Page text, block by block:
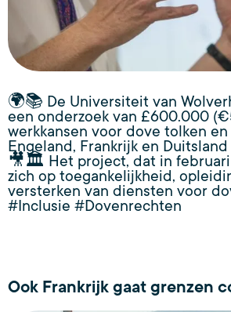
🌍📚 De Universiteit van
een onderzoek van £600.000
werkkansen voor dove tolken
Engeland, Frankrijk en
🎥🏛 Het project, dat in
zich op toegankelijkheid,
versterken van diensten voor
#Inclusie #Dovenrechten
Ook Frankrijk gaat grenzen